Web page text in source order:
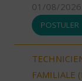
01/08/2026
POSTULER
FAMILIALE